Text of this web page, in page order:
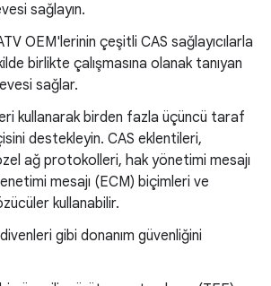
sağlayın.
OEM'lerinin çeşitli CAS sağlayıcılarla
birlikte çalışmasına olanak tanıyan
sağlar.
kullanarak birden fazla üçüncü taraf
destekleyin. CAS eklentileri,
ağ protokolleri, hak yönetimi mesajı
mesajı (ECM) biçimleri ve
kullanabilir.
gibi donanım güvenliğini